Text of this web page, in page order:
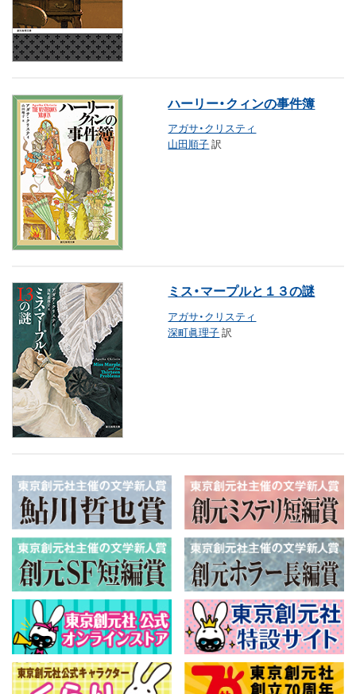
ハーリー・クィンの事件簿
アガサ・クリスティ
山田順子訳
ミス・マープルと１３の謎
アガサ・クリスティ
深町眞理子訳